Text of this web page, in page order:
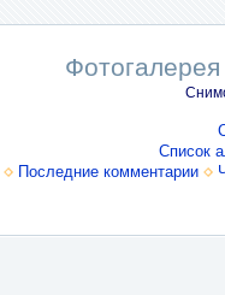
Список
Последние комментарии